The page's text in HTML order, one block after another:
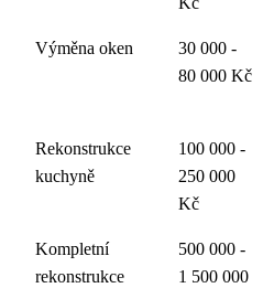
Výměna oken
30 000 -
80 000 Kč
Rekonstrukce
kuchyně
100 000 -
250 000
Kč
Kompletní
rekonstrukce
500 000 -
1 500 000